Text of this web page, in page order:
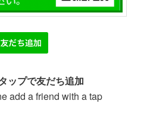
ップで友だち追加
add a friend with a tap